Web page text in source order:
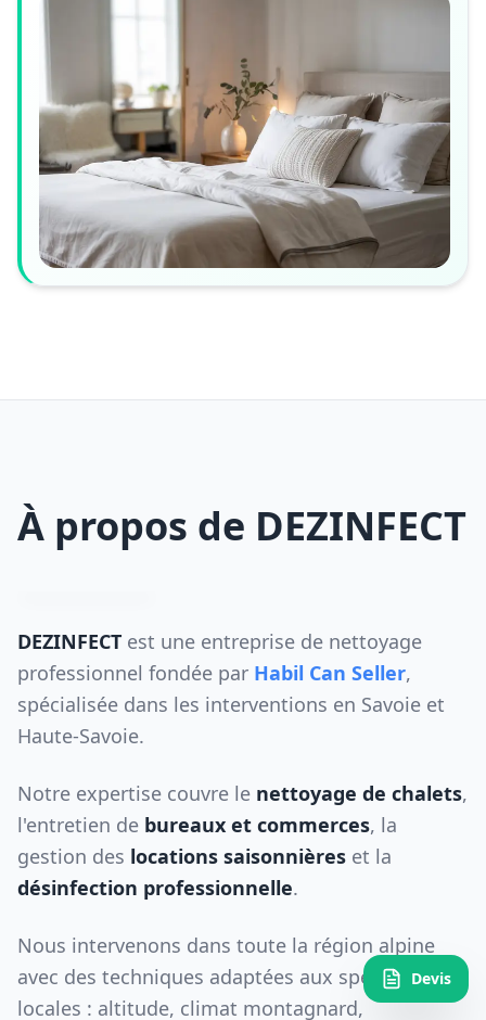
À propos de DEZINFECT
DEZINFECT est une entreprise de nettoyage
professionnel fondée par Habil Can Seller,
spécialisée dans les interventions en Savoie et
Haute-Savoie.
Notre expertise couvre le nettoyage de chalets,
l'entretien de bureaux et commerces, la
gestion des locations saisonnières et la
désinfection professionnelle.
Nous intervenons dans toute la région alpine
avec des techniques adaptées aux spécificités
locales : altitude, climat montagnard,
Devis